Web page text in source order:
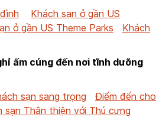
Khách sạn ở gần US
ở gần US Theme Parks
Khách
ấm cúng đến nơi tĩnh dưỡng
sạn sang trọng
Điểm đến cho
sạn Thân thiện với Thú cưng